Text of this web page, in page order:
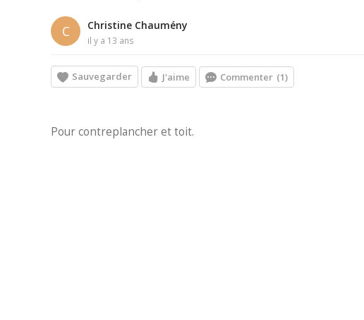
C Christine Chaumény
il y a 13 ans
Sauvegarder J'aime Commenter (1)
Pour contreplancher et toit.